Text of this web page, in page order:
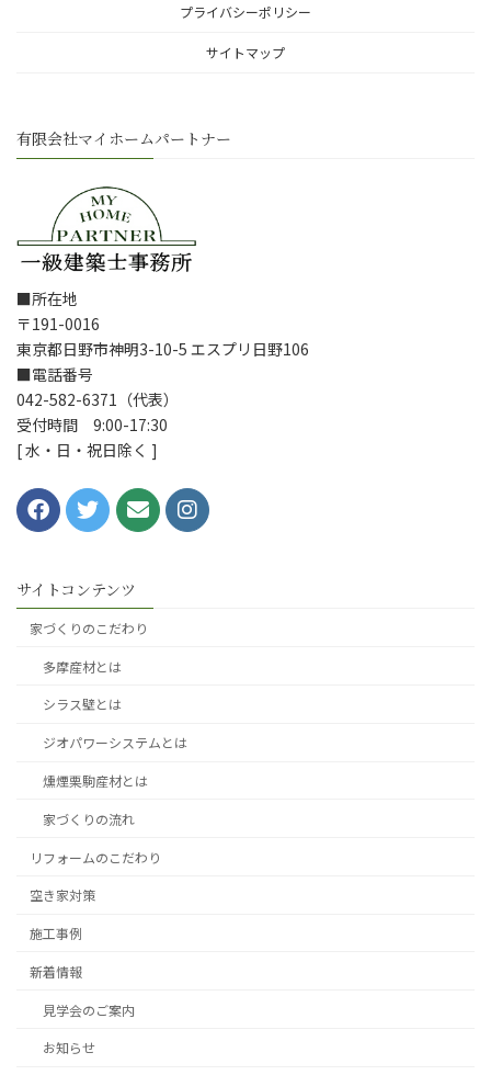
プライバシーポリシー
サイトマップ
有限会社マイホームパートナー
■所在地
〒191-0016
東京都日野市神明3-10-5 エスプリ日野106
■電話番号
042-582-6371（代表）
受付時間 9:00-17:30
[ 水・日・祝日除く ]
サイトコンテンツ
家づくりのこだわり
多摩産材とは
シラス壁とは
ジオパワーシステムとは
燻煙栗駒産材とは
家づくりの流れ
リフォームのこだわり
空き家対策
施工事例
新着情報
見学会のご案内
お知らせ